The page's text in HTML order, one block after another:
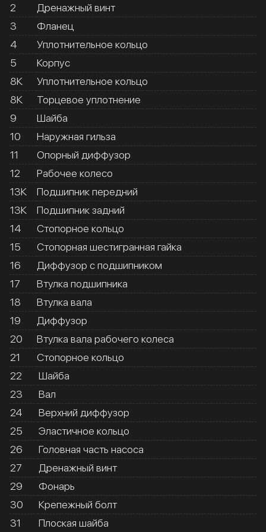
2
Дренажный винт
3
Фланец
4
Уплотнительное кольцо
5
Корпус
8К
Уплотнительное кольцо
8К
Торцевое уплотнение
9
Шайба
10
Наружная гильза
11
Опорный диффузор
12
Рабочее колесо
13К
Подшипник передний
13К
Подшипник задний
14
Стопорное кольцо
15
Стопорная шестигранная гайка
16
Диффузор с подшипником
17
Втулка подшипника
18
Втулка вала
19
Диффузор
20
Втулка вала рабочего колеса
21
Стопорное кольцо
22
Шайба
23
Вал
24
Верхний диффузор
25
Эластичное кольцо
26
Головная часть насоса
27
Дренажный винт
29
Фонарь
30
Крепежный болт
31
Плоская шайба